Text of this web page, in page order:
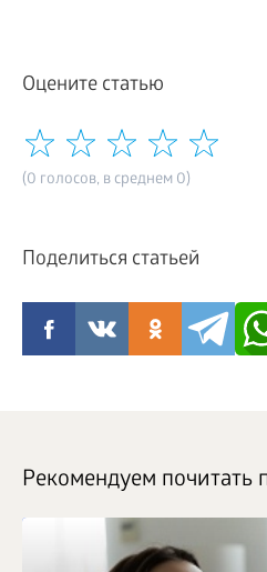
Оцените статью
(0 голосов, в среднем 0)
Поделиться статьей
Рекомендуем почитать